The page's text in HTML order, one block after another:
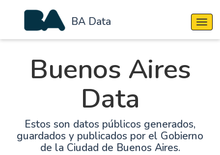
BA Data
Buenos Aires
Data
Estos son datos públicos generados,
guardados y publicados por el Gobierno
de la Ciudad de Buenos Aires.